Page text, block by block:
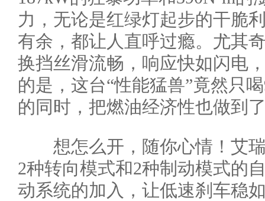
力，无论是红绿灯起步的干脆
有余，都让人直呼过瘾。尤其
换挡丝滑流畅，响应快如闪电
的是，这台“性能猛兽”竟然只
的同时，把燃油经济性也做到
想怎么开，随你心情！艾瑞
2种转向模式和2种制动模式的
动系统的加入，让低速刹车稳